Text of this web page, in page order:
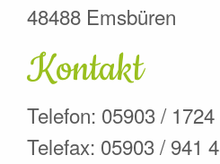
48488 Emsbüren
Kontakt
Telefon: 05903 / 1724
Telefax: 05903 / 941